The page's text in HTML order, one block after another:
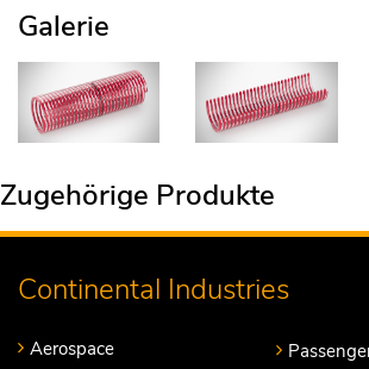
Galerie
Zugehörige Produkte
Continental Industries
Aerospace